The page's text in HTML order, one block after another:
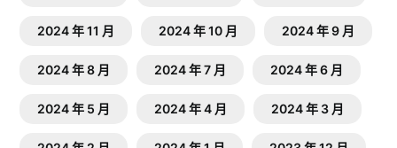
2024 年 11 月 2024 年 10 月 2024 年 9 月
2024 年 8 月 2024 年 7 月 2024 年 6 月
2024 年 5 月 2024 年 4 月 2024 年 3 月